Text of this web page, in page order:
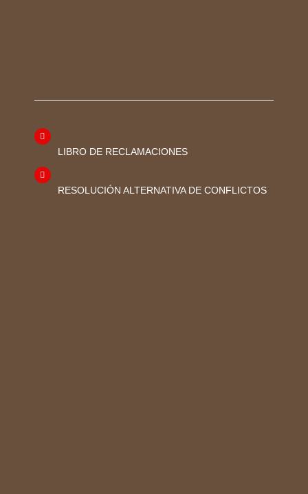
LIBRO DE RECLAMACIONES
RESOLUCIÓN ALTERNATIVA DE CONFLICTOS